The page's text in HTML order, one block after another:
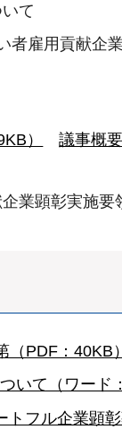
て
雇用貢献企
）
議事概
業顕彰実施要
（PDF：40KB）
いて（ワード
フル企業顕彰